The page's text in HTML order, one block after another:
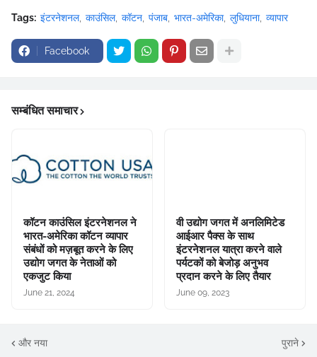
Tags: इंटरनेशनल काउंसिल कॉटन पंजाब भारत-अमेरिका लुधियाना व्यापार
Facebook
सम्बंधित समाचार
कॉटन काउंसिल इंटरनेशनल ने
भारत-अमेरिका कॉटन व्यापार
संबंधों को मज़बूत करने के लिए
उद्योग जगत के नेताओं को
एकजुट किया
June 21, 2024
वी उद्योग जगत में अनलिमिटेड
आईआर पैक्स के साथ
इंटरनेशनल यात्रा करने वाले
पर्यटकों को बेजोड़ अनुभव
प्रदान करने के लिए तैयार
June 09, 2023
और नया पुराने